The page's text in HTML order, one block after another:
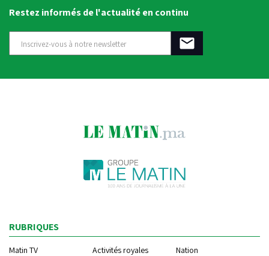
Restez informés de l'actualité en continu
RUBRIQUES
Matin TV Activités royales
Nation